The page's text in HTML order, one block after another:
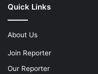
Quick Links
About Us
Join Reporter
Our Reporter